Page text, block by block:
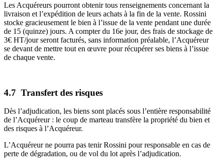
Les Acquéreurs pourront obtenir tous renseignements concernant la
livraison et l’expédition de leurs achats à la fin de la vente. Rossini
stocke gracieusement le bien à l’issue de la vente pendant une durée
de 15 (quinze) jours. A compter du 16e jour, des frais de stockage de
3€ HT/jour seront facturés, sans information préalable, l’Acquéreur
se devant de mettre tout en œuvre pour récupérer ses biens à l’issue
de chaque vente.
4.7 Transfert des risques
Dès l’adjudication, les biens sont placés sous l’entière responsabilité
de l’Acquéreur : le coup de marteau transfère la propriété du bien et
des risques à l’Acquéreur.
L’Acquéreur ne pourra pas tenir Rossini pour responsable en cas de
perte de dégradation, ou de vol du lot après l’adjudication.